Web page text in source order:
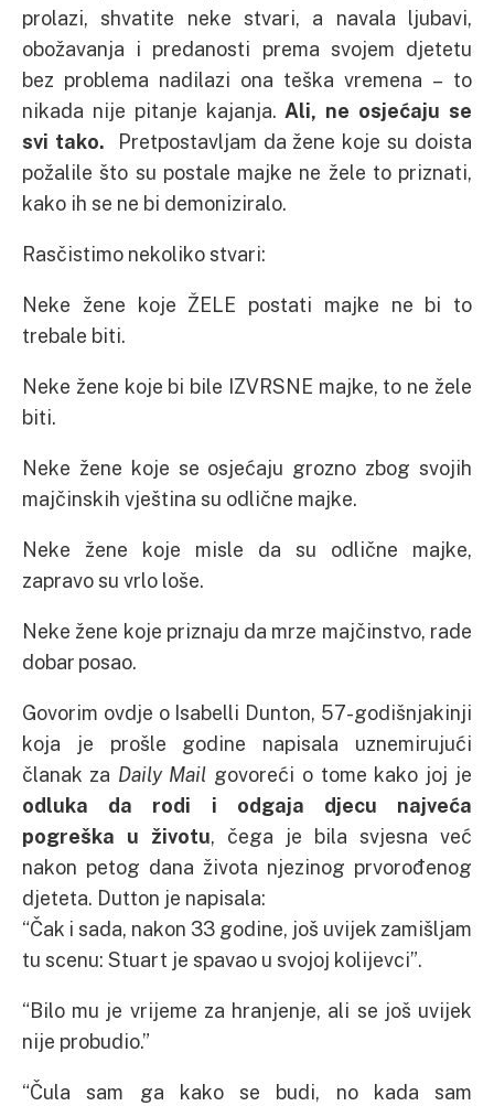
prolazi, shvatite neke stvari, a navala ljubavi,
obožavanja i predanosti prema svojem djetetu
bez problema nadilazi ona teška vremena – to
nikada nije pitanje kajanja. Ali, ne osjećaju se
svi tako. Pretpostavljam da žene koje su doista
požalile što su postale majke ne žele to priznati,
kako ih se ne bi demoniziralo.
Rasčistimo nekoliko stvari:
Neke žene koje ŽELE postati majke ne bi to
trebale biti.
Neke žene koje bi bile IZVRSNE majke, to ne žele
biti.
Neke žene koje se osjećaju grozno zbog svojih
majčinskih vještina su odlične majke.
Neke žene koje misle da su odlične majke,
zapravo su vrlo loše.
Neke žene koje priznaju da mrze majčinstvo, rade
dobar posao.
Govorim ovdje o Isabelli Dunton, 57-godišnjakinji
koja je prošle godine napisala uznemirujući
članak za Daily Mail govoreći o tome kako joj je
odluka da rodi i odgaja djecu najveća
pogreška u životu, čega je bila svjesna već
nakon petog dana života njezinog prvorođenog
djeteta. Dutton je napisala:
“Čak i sada, nakon 33 godine, još uvijek zamišljam
tu scenu: Stuart je spavao u svojoj kolijevci”.
“Bilo mu je vrijeme za hranjenje, ali se još uvijek
nije probudio.”
“Čula sam ga kako se budi, no kada sam